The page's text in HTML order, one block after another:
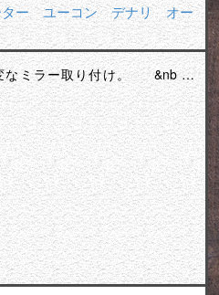
ー ユーコン デナリ オー
なミラー取り付け。 &nb …